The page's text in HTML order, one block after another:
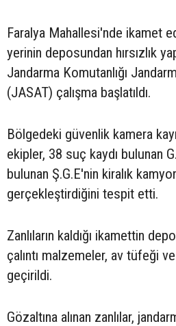
Faralya Mahallesi'nde ikamet
yerinin deposundan hırsızlık
Jandarma Komutanlığı
(JASAT) çalışma başlatıldı.
Bölgedeki güvenlik kamera
ekipler, 38 suç kaydı bulunan
bulunan Ş.G.E'nin kiralık
gerçekleştirdiğini tespit etti.
Zanlıların kaldığı ikamettin
çalıntı malzemeler, av tüfeği
geçirildi.
Gözaltına alınan zanlılar,